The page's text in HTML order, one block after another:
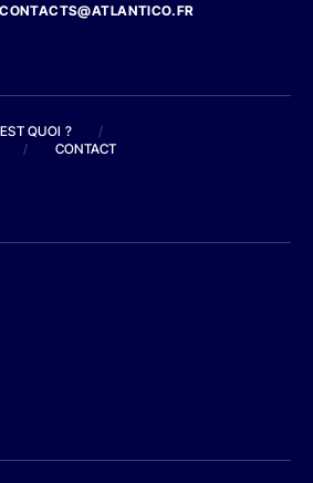
QUOI ?
/
/ CONTACT